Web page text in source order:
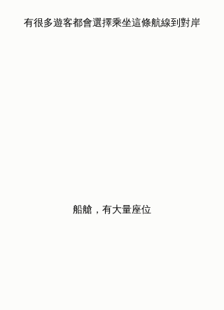
有很多遊客都會選擇乘坐這條航線到對岸
船艙，有大量座位